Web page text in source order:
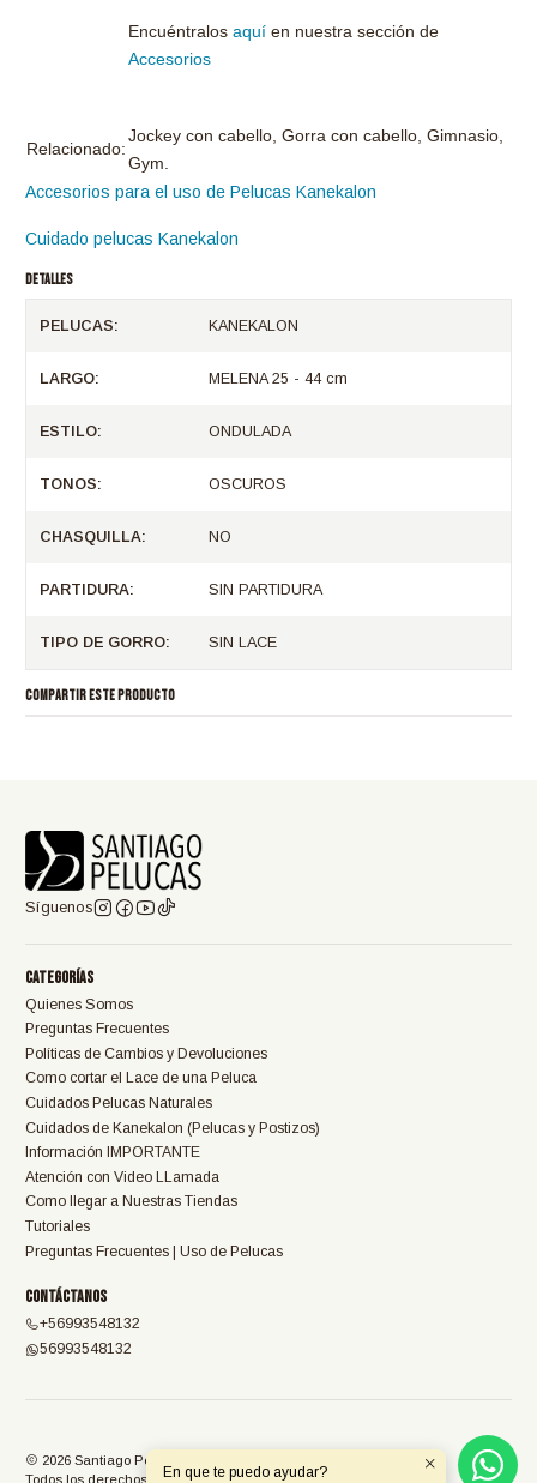
Encuéntralos aquí en nuestra sección de
Accesorios
Relacionado:
Jockey con cabello, Gorra con cabello, Gimnasio,
Gym.
Accesorios para el uso de Pelucas Kanekalon
Cuidado pelucas Kanekalon
DETALLES
PELUCAS: KANEKALON
LARGO: MELENA 25 - 44 cm
ESTILO: ONDULADA
TONOS: OSCUROS
CHASQUILLA: NO
PARTIDURA: SIN PARTIDURA
TIPO DE GORRO: SIN LACE
COMPARTIR ESTE PRODUCTO
Síguenos
Categorías
Quienes Somos
Preguntas Frecuentes
Políticas de Cambios y Devoluciones
Como cortar el Lace de una Peluca
Cuidados Pelucas Naturales
Cuidados de Kanekalon (Pelucas y Postizos)
Información IMPORTANTE
Atención con Video LLamada
Como llegar a Nuestras Tiendas
Tutoriales
Preguntas Frecuentes | Uso de Pelucas
Contáctanos
+56993548132
56993548132
2026 Santiago Pelucas.
Todos los derechos reservados.Desarrollado por Jumpseller
En que te puedo ayudar?